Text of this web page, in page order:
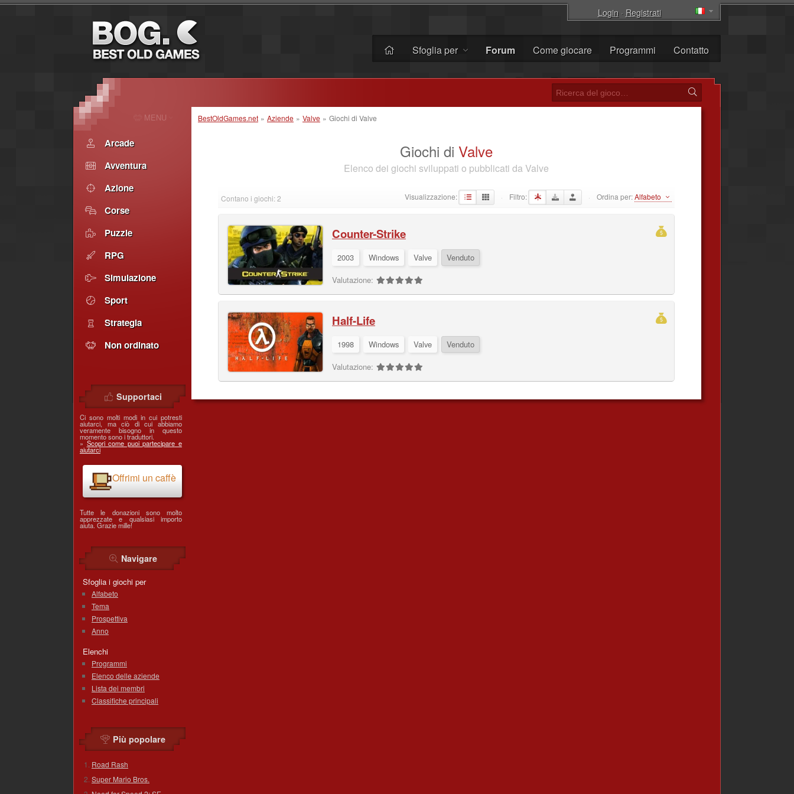
Login· Registrati
Sfoglia per Forum Come giocare Programmi Contatto
BestOldGames.net » Aziende » Valve » Giochi di Valve
Giochi di Valve
Elenco dei giochi sviluppati o pubblicati da Valve
Contano i giochi: 2 Visualizzazione: · Filtro: · Ordina per:Alfabeto
Counter-Strike
2003 Windows Valve
Venduto
Valutazione:
Half-Life
1998 Windows Valve
Venduto
Valutazione:
MENU
Arcade
Avventura
Azione
Corse
Puzzle
RPG
Simulazione
Sport
Strategia
Non ordinato
Supportaci
Ci sono molti modi in cui potresti
aiutarci, ma ciò di cui abbiamo
veramente bisogno in questo
momento sono i traduttori.
» Scopri come puoi partecipare e
aiutarci
Offrimi un caffè
Tutte le donazioni sono molto
apprezzate e qualsiasi importo
aiuta. Grazie mille!
Navigare
Sfoglia i giochi per
Alfabeto
Tema
Prospettiva
Anno
Elenchi
Programmi
Elenco delle aziende
Lista dei membri
Classifiche principali
Più popolare
Road Rash
Super Mario Bros.